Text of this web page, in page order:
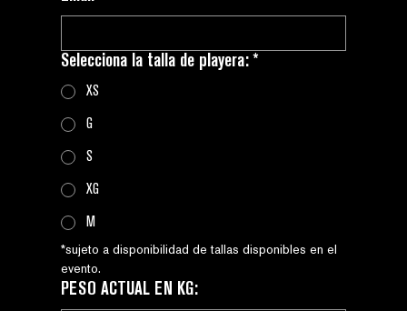
Selecciona la talla de playera: *
XS
G
S
XG
M
*sujeto a disponibilidad de tallas disponibles en el
evento.
PESO ACTUAL EN KG: